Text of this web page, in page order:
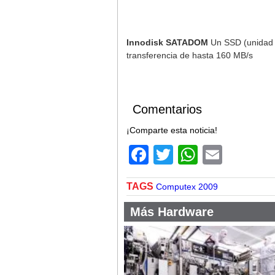
Innodisk SATADOM Un SSD
transferencia de hasta 160 MB/s
Comentarios
¡Comparte esta noticia!
Facebook
Twitter
TAGS Computex 2009
Más Hardware